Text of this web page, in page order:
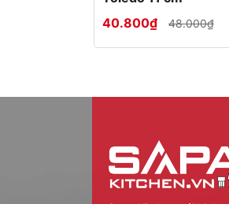
40.800₫
48.000₫